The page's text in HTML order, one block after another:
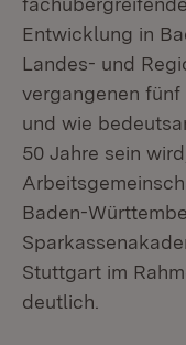
Entwicklung in
Landes- und
vergangenen
und wie
50 Jahre sein
Baden-
Stuttgart im
deutlich.